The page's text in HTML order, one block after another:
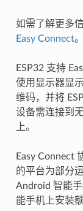
如需了解更多
Easy Connect。
ESP32 支持
使用显示器显
维码，并将
设备需连接到
上。
Easy Connect
的平台为部分
Android 智能
能手机上安装